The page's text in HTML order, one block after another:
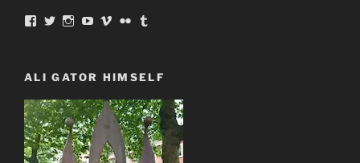
Profil
Facebook
anzeigen
Profil
Twitter
anzeigen
Profil
Instagram
anzeigen
Profil
YouTube
anzeigen
Profil
Vimeo
anzeigen
Profil
Flickr
anzeigen
Tumblr
anzeigen
ALI GATOR HIMSELF